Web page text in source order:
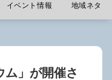
イベント情報 地域ネタ
ム」が開催さ